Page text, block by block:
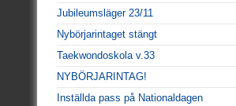
Jubileumsläger 23/11
Nybörjarintaget stängt
Taekwondoskola v.33
NYBÖRJARINTAG!
Inställda pass på Nationaldagen